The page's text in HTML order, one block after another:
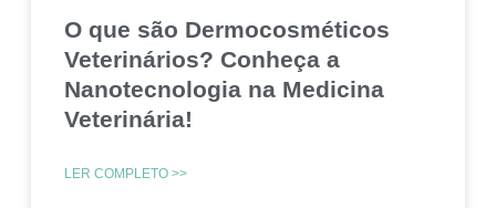
O que são Dermocosméticos
Veterinários? Conheça a
Nanotecnologia na Medicina
Veterinária!
LER COMPLETO >>